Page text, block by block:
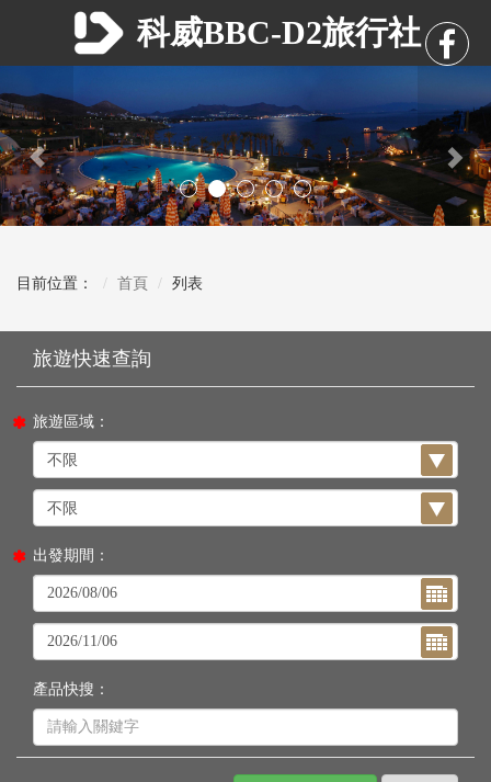
科威BBC-D2旅行社
目前位置： 首頁 列表
旅遊區域：
出發期間：
產品快搜：